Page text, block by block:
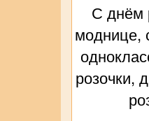
С днём
моднице,
розочки,